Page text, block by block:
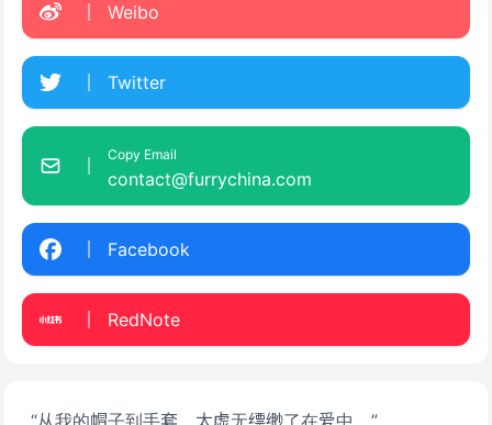
“从我的帽子到手套，太虚无缥缈了在爱中。”
Weibo
Twitter
Copy Email
contact@furrychina.com
Facebook
RedNote